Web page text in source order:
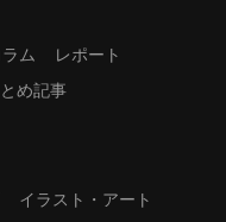
ム
レポート
め記事
イラスト・アート